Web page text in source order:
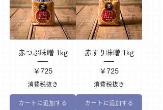
赤つぶ味噌 1kg
価格
￥725
消費税抜き
カートに追加する
赤すり味噌 1kg
価格
￥725
消費税抜き
カートに追加する